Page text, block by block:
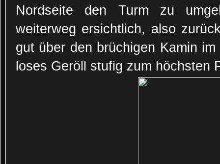
Nordseite den Turm zu
weiterweg ersichtlich, also
gut über den brüchigen Kamin
loses Geröll stufig zum höchsten